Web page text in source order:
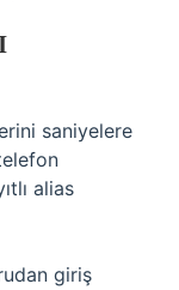
saniyelere
alias
giriş